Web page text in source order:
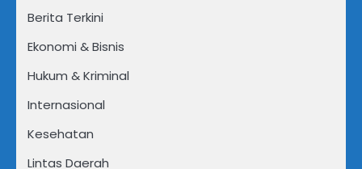
Berita Terkini
Ekonomi & Bisnis
Hukum & Kriminal
Internasional
Kesehatan
Lintas Daerah